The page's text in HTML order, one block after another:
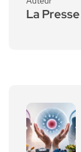
La Presse